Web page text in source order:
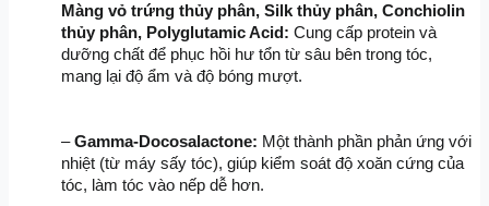
Màng vỏ trứng thủy phân, Silk thủy phân, Conchiolin
thủy phân, Polyglutamic Acid: Cung cấp protein và
dưỡng chất để phục hồi hư tổn từ sâu bên trong tóc,
mang lại độ ẩm và độ bóng mượt.
– Gamma-Docosalactone: Một thành phần phản ứng với
nhiệt (từ máy sấy tóc), giúp kiểm soát độ xoăn cứng của
tóc, làm tóc vào nếp dễ hơn.